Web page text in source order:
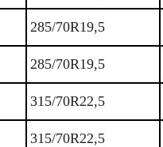
285/70R19,5
285/70R19,5
315/70R22,5
315/70R22,5